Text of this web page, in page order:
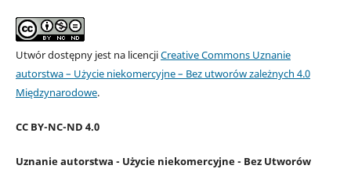
Utwór dostępny jest na licencjiCreative Commons Uznanie
autorstwa – Użycie niekomercyjne – Bez utworów zależnych 4.0
Międzynarodowe.
CC BY-NC-ND 4.0
Uznanie autorstwa - Użycie niekomercyjne - Bez Utworów